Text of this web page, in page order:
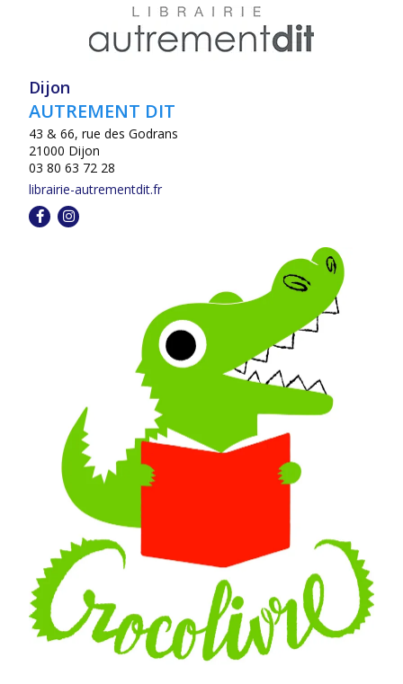
Dijon
AUTREMENT DIT
43 & 66, rue des Godrans
21000 Dijon
03 80 63 72 28
librairie-autrementdit.fr